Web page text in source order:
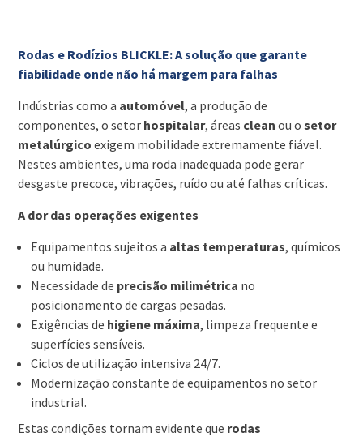
Rodas e Rodízios BLICKLE: A solução que garante
fiabilidade onde não há margem para falhas
Indústrias como a automóvel, a produção de
componentes, o setor hospitalar, áreas clean ou o setor
metalúrgico exigem mobilidade extremamente fiável.
Nestes ambientes, uma roda inadequada pode gerar
desgaste precoce, vibrações, ruído ou até falhas críticas.
A dor das operações exigentes
Equipamentos sujeitos a altas temperaturas, químicos
ou humidade.
Necessidade de precisão milimétrica no
posicionamento de cargas pesadas.
Exigências de higiene máxima, limpeza frequente e
superfícies sensíveis.
Ciclos de utilização intensiva 24/7.
Modernização constante de equipamentos no setor
industrial.
Estas condições tornam evidente que rodas